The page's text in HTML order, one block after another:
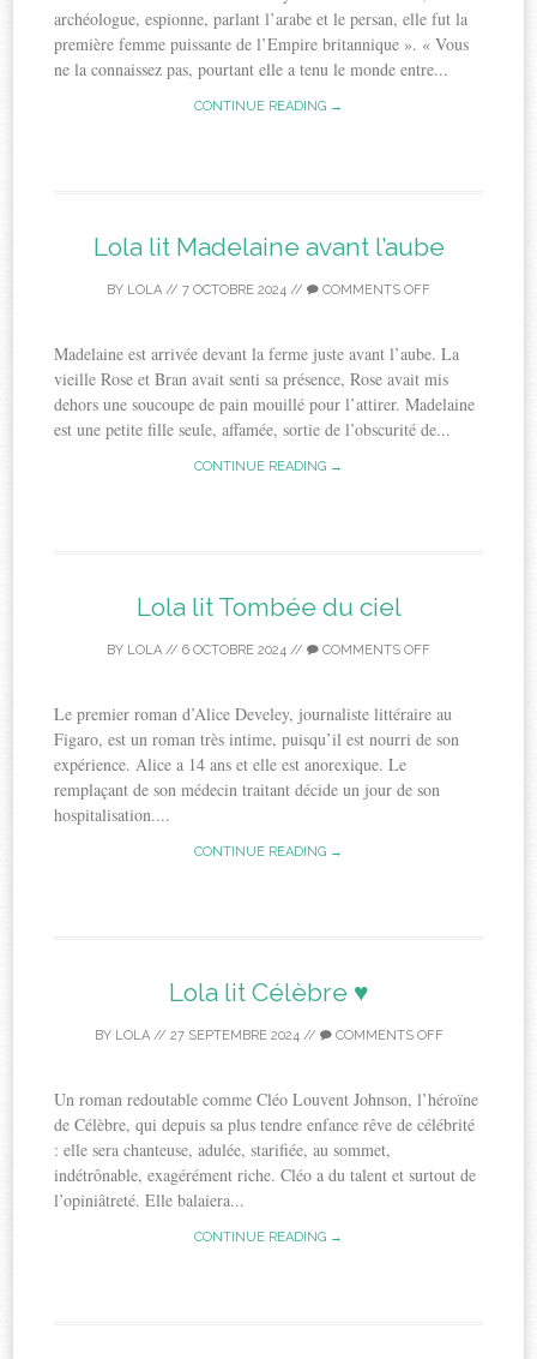
archéologue, espionne, parlant l’arabe et le persan, elle fut la
première femme puissante de l’Empire britannique ». « Vous
ne la connaissez pas, pourtant elle a tenu le monde entre...
CONTINUE READING →
Lola lit Madelaine avant l’aube
BY LOLA // 7 OCTOBRE 2024 // COMMENTS OFF
Madelaine est arrivée devant la ferme juste avant l’aube. La
vieille Rose et Bran avait senti sa présence, Rose avait mis
dehors une soucoupe de pain mouillé pour l’attirer. Madelaine
est une petite fille seule, affamée, sortie de l’obscurité de...
CONTINUE READING →
Lola lit Tombée du ciel
BY LOLA // 6 OCTOBRE 2024 // COMMENTS OFF
Le premier roman d’Alice Develey, journaliste littéraire au
Figaro, est un roman très intime, puisqu’il est nourri de son
expérience. Alice a 14 ans et elle est anorexique. Le
remplaçant de son médecin traitant décide un jour de son
hospitalisation....
CONTINUE READING →
Lola lit Célèbre ♥
BY LOLA// 27 SEPTEMBRE 2024// COMMENTS OFF
Un roman redoutable comme Cléo Louvent Johnson, l’héroïne
de Célèbre, qui depuis sa plus tendre enfance rêve de célébrité
: elle sera chanteuse, adulée, starifiée, au sommet,
indétrônable, exagérément riche. Cléo a du talent et surtout de
l’opiniâtreté. Elle balaiera...
CONTINUE READING →